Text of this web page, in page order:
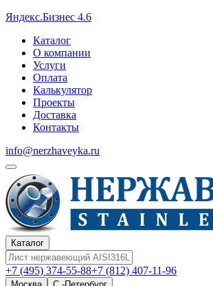
Яндекс.Бизнес 4.6
Каталог
О компании
Услуги
Оплата
Калькулятор
Проекты
Доставка
Контакты
info@nerzhaveyka.ru
Каталог
+7 (495) 374-55-88+7 (812) 407-11-96